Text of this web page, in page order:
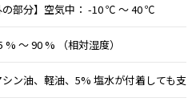
の部分】空気中： -10 ℃ ～ 40 ℃
% ～ 90 % （相対湿度）
シン油、軽油、5% 塩水が付着しても支